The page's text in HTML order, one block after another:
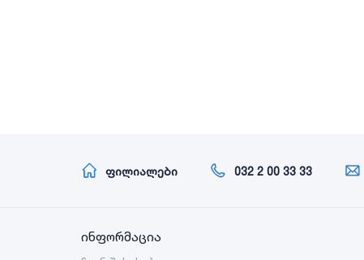
ფილიალები 032 2 00 33 33
ინფორმაცია